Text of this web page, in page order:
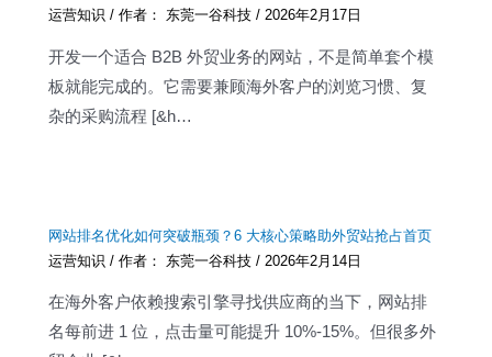
运营知识 / 作者： 东莞一谷科技/ 2026年2月17日
开发一个适合 B2B 外贸业务的网站，不是简单套个模
板就能完成的。它需要兼顾海外客户的浏览习惯、复
杂的采购流程 [&h…
网站排名优化如何突破瓶颈？6 大核心策略助外贸站抢占首页
运营知识 / 作者： 东莞一谷科技/ 2026年2月14日
在海外客户依赖搜索引擎寻找供应商的当下，网站排
名每前进 1 位，点击量可能提升 10%-15%。但很多外